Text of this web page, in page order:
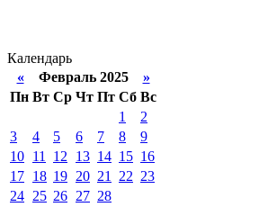
Календарь
«Февраль 2025 »
Пн Вт Ср Чт Пт Сб Вс
1
2
3
4 5 6 7 8
9
10 11 12 13 14 15 16
17 18 19 20 21 22 23
24 25 26 27 28